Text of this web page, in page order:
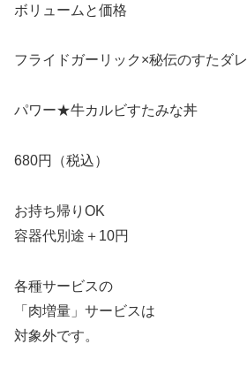
ボリュームと価格
フライドガーリック×秘伝のすたダレ
パワー★牛カルビすたみな丼
680円（税込）
お持ち帰りOK
容器代別途＋10円
各種サービスの
「肉増量」サービスは
対象外です。